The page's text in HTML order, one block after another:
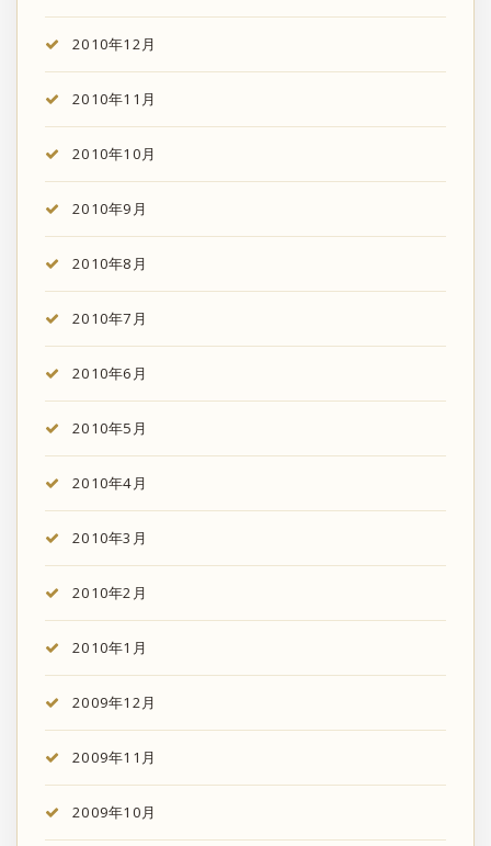
2010年12月
2010年11月
2010年10月
2010年9月
2010年8月
2010年7月
2010年6月
2010年5月
2010年4月
2010年3月
2010年2月
2010年1月
2009年12月
2009年11月
2009年10月